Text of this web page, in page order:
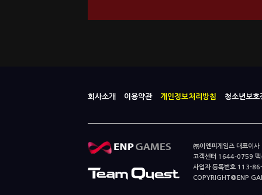
회사소개 이용약관 개인정보처리방침 청소년보호
㈜이엔피게임즈 대표이
고객센터 1644-0759
사업자 등록번호 113-
COPYRIGHT@ENP